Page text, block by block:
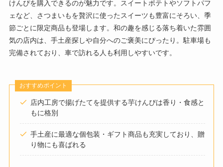
けんぴを購入できるのが魅力です。スイートポテトやソフトパフ
ェなど、さつまいもを贅沢に使ったスイーツも豊富にそろい、季
節ごとに限定商品も登場します。和の趣を感じる落ち着いた雰囲
気の店内は、手土産探しや自分へのご褒美にぴったり。駐車場も
完備されており、車で訪れる人も利用しやすいです。
おすすめポイント
店内工房で揚げたてを提供する芋けんぴは香り・食感と
もに格別
手土産に最適な個包装・ギフト商品も充実しており、贈
り物にも喜ばれる